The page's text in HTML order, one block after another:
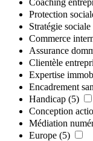
Protection
Stratégie
Commerce
Assurance
Clientèle
Expertise
Encadrement
Handicap (5)
Conception
Médiation
Europe (5)